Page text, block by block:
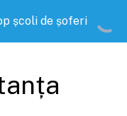
școli de șoferi